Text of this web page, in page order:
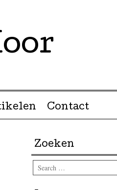
Contact
Zoeken
Search